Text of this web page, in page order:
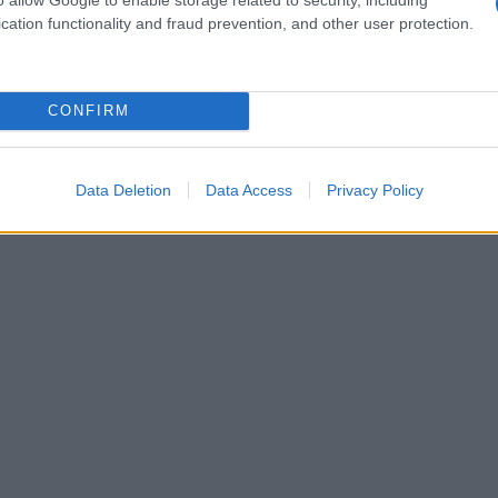
functionality and fraud prevention, and other user protection.
CONFIRM
Data Deletion Data Access Privacy Policy